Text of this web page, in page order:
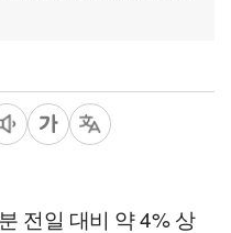
전일 대비 약 4% 상